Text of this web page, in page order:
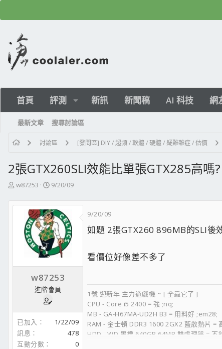
首頁 評測 新訊 新聞稿 AI 科技 網
最新文章 搜尋討論區
討論區 [發問區] DIY / 超頻 / 軟體 / 硬體 / 疑難雜症 / 估價
2張GTX260SLI效能比單張GTX285高嗎?
主
發
w87253
開
日
期
9/20/09
w87253
進階會員
已加入
1/22/09
訊息
478
互動分數
0
9/20/09
如題 2張GTX260 896MB的SLI後
看價位好像差不多了
1號 迎新年 主力遊戲機 ~ [ 全靠它了 ]
CPU - Core i5 2400 = 強 ;nq;
MB - GA-H67MA-UD2H B3 = 用料好 ;em28;
RAM - 金士頓 DDR3 1600 2GX2 藍散熱片 =
HDD - WD 黑標 640GB 64MB 雙處理器 = 不